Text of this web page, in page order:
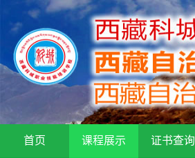
首页 课程展示 证书查询